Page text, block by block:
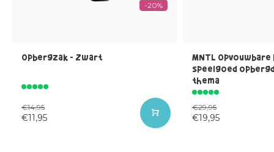
-20%
Opbergzak - Zwart
€14,95
€11,95
MNTL
speelgoed
thema
€29,95
€19,95